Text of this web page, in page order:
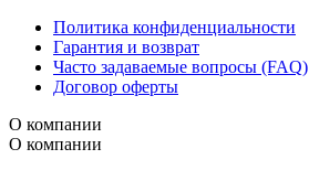
Политика конфиденциальности
Гарантия и возврат
Часто задаваемые вопросы (FAQ)
Договор оферты
О компании
О компании